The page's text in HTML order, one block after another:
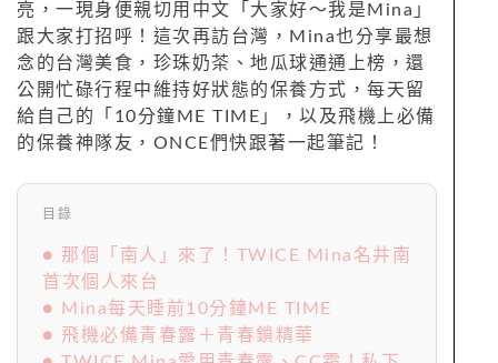
亮，一現身便親切用中文「大家好～我是Mina」
跟大家打招呼！這次再訪台灣，Mina也分享最想
念的台灣美食，珍珠奶茶、地瓜球通通上榜，還
公開忙碌行程中維持好狀態的保養方式，每天留
給自己的「10分鐘ME TIME」，以及飛機上必備
的保養神隊友，ONCE們快跟著一起筆記！
目錄
● 那個「南人」來了！TWICE Mina名井南
首次個人來台
● Mina每天睡前10分鐘ME TIME
● 飛機必備青春露＋青春鎖精華